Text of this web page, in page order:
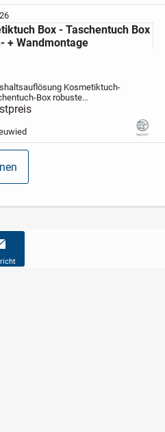
Box - Taschentuch Box
+ Wandmontage
Kosmetiktuch-
Boxrobuste
optisch in sehr guter